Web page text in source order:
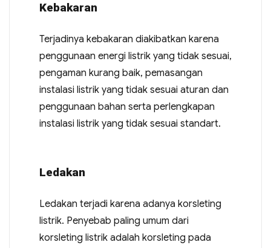
Kebakaran
Terjadinya kebakaran diakibatkan karena
penggunaan energi listrik yang tidak sesuai,
pengaman kurang baik, pemasangan
instalasi listrik yang tidak sesuai aturan dan
penggunaan bahan serta perlengkapan
instalasi listrik yang tidak sesuai standart.
Ledakan
Ledakan terjadi karena adanya korsleting
listrik. Penyebab paling umum dari
korsleting listrik adalah korsleting pada